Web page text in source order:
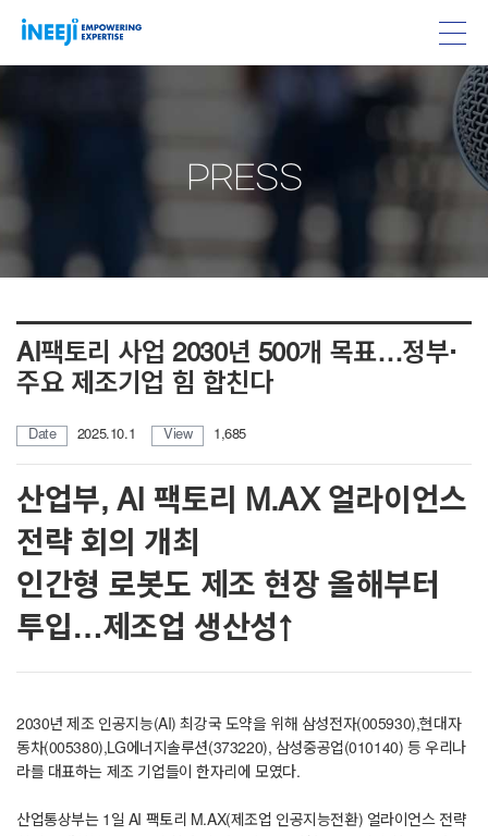
PRESS
AI팩토리 사업 2030년 500개 목표…정부·
주요 제조기업 힘 합친다
Date 2025.10.1 View 1,685
산업부, AI 팩토리 M.AX 얼라이언스
전략 회의 개최
인간형 로봇도 제조 현장 올해부터
투입…제조업 생산성↑
2030년 제조 인공지능(AI) 최강국 도약을 위해 삼성전자(005930),현대자
동차(005380),LG에너지솔루션(373220), 삼성중공업(010140) 등 우리나
라를 대표하는 제조 기업들이 한자리에 모였다.
산업통상부는 1일 AI 팩토리 M.AX(제조업 인공지능전환) 얼라이언스 전략